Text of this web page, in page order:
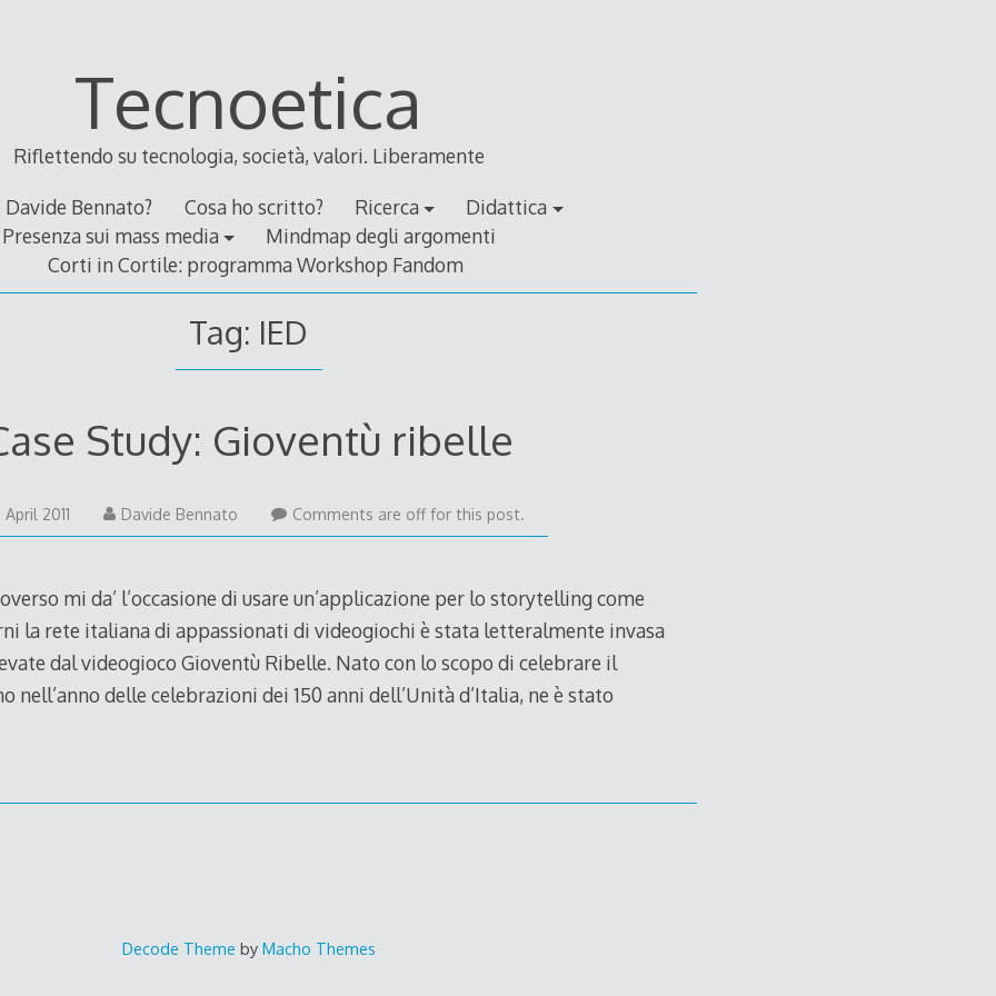
Tecnoetica
Riflettendo su tecnologia, società, valori. Liberamente
Davide Bennato? Cosa ho scritto? Ricerca
Didattica
Presenza sui mass media
Mindmap degli argomenti
Corti in Cortile: programma Workshop Fandom
Tag: IED
Study: Gioventù ribelle
April 2011
April
Davide Bennato Comments are off for this post.
mi da’ l’occasione di usare un’applicazione per lo storytelling come
la rete italiana di appassionati di videogiochi è stata letteralmente invasa
dal videogioco Gioventù Ribelle. Nato con lo scopo di celebrare il
nell’anno delle celebrazioni dei 150 anni dell’Unità d’Italia, ne è stato
Decode Theme by Macho Themes